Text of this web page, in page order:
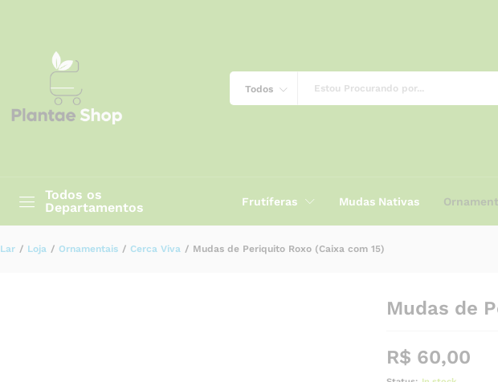
Todos
Todos os
Departamentos
Frutíferas Mudas Nativas
Lar / Loja / Ornamentais / Cerca Viva / Mudas de Periquito Roxo (Caixa com 15)
Mudas de
R$ 60,00